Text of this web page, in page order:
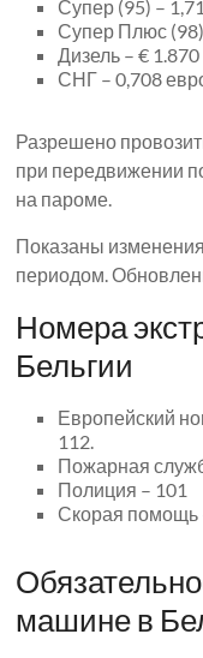
Супер (95) –
Супер Плюс
Дизель – € 1.870
СНГ – 0,708
Разрешено
при передвижении
на пароме.
Показаны
периодом.
Номера
Бельгии
Европейский
112.
Пожарная
Полиция – 101
Скорая помощь
машине в